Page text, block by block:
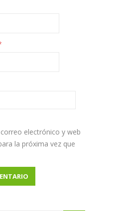
electrónico y web
la próxima vez que